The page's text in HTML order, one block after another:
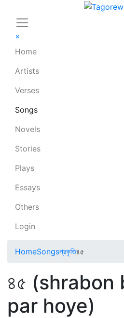
×
Home
Artists
Verses
Songs
Novels
Stories
Plays
Essays
Others
Login
HomeSongsপ্রকৃতি৪৫
৪৫ (shrabon
par hoye)